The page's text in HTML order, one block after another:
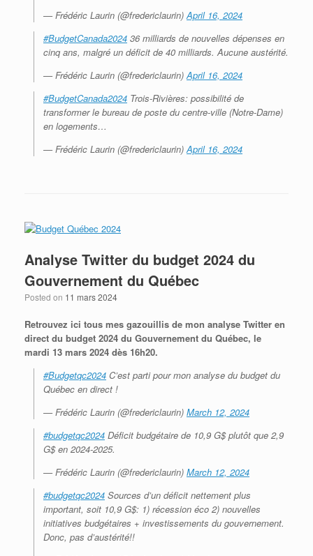
— Frédéric Laurin (@fredericlaurin)April 16, 2024
#BudgetCanada2024 36 milliards de nouvelles dépenses en
cinq ans, malgré un déficit de 40 milliards. Aucune austérité.
— Frédéric Laurin (@fredericlaurin)April 16, 2024
#BudgetCanada2024 Trois-Rivières: possibilité de
transformer le bureau de poste du centre-ville (Notre-Dame)
en logements…
— Frédéric Laurin (@fredericlaurin)April 16, 2024
Analyse Twitter du budget 2024 du
Gouvernement du Québec
Posted on 11 mars 2024
Retrouvez ici tous mes gazouillis de mon analyse Twitter en
direct du budget 2024 du Gouvernement du Québec, le
mardi 13 mars 2024 dès 16h20.
#Budgetqc2024 C’est parti pour mon analyse du budget du
Québec en direct !
— Frédéric Laurin (@fredericlaurin) March 12, 2024
#budgetqc2024 Déficit budgétaire de 10,9 G$ plutôt que 2,9
G$ en 2024-2025.
— Frédéric Laurin (@fredericlaurin) March 12, 2024
#budgetqc2024 Sources d’un déficit nettement plus
important, soit 10,9 G$: 1) récession éco 2) nouvelles
initiatives budgétaires + investissements du gouvernement.
Donc, pas d’austérité!!